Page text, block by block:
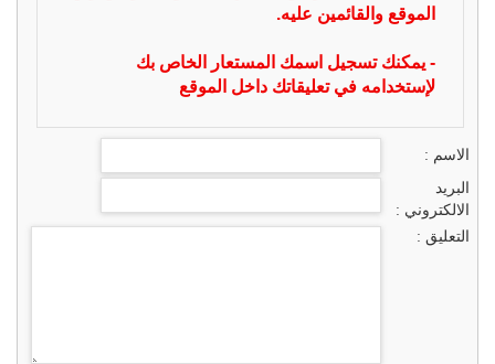
الموقع والقائمين عليه.
- يمكنك تسجيل اسمك المستعار الخاص بك
لإستخدامه في تعليقاتك داخل الموقع
الاسم :
البريد
الالكتروني :
التعليق :